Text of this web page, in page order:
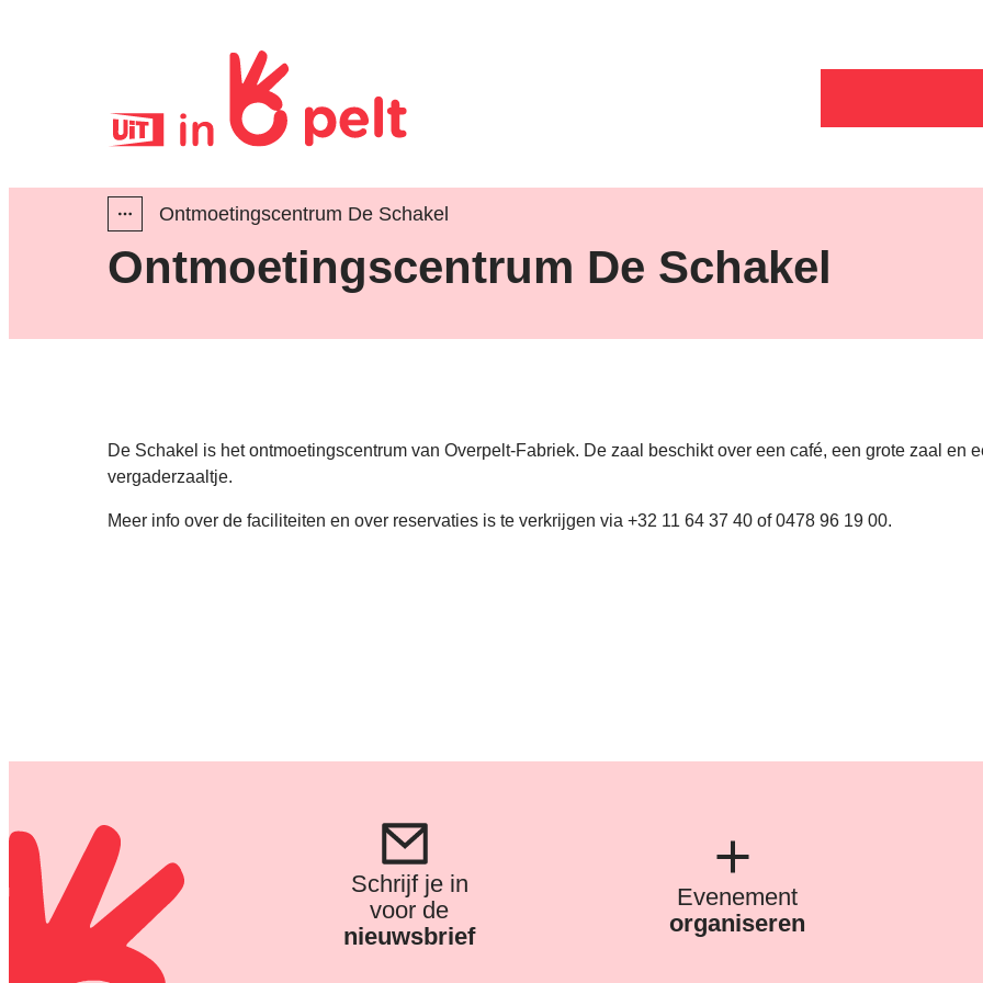
Toon alle broodkruimel items
Ontmoetingscentrum De Schakel
Ontmoetingscentrum De Schakel
De Schakel is het ontmoetingscentrum van Overpelt-Fabriek. De zaal beschikt over een café, een grote zaal en
vergaderzaaltje.
Meer info over de faciliteiten en over reservaties is te verkrijgen via +32 11 64 37 40 of 0478 96 19 00.
Schrijf je in
voor de
nieuwsbrief
Evenement
organiseren